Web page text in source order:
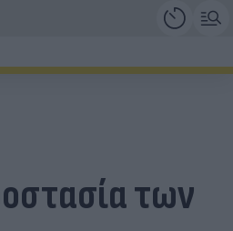
των